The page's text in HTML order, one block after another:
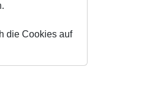
die Cookies auf